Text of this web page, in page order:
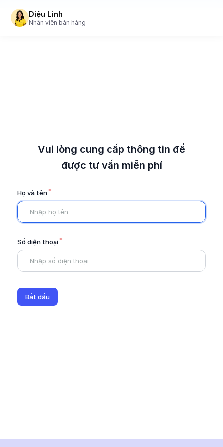
Diệu Linh
Nhân viên bán hàng
Vui lòng cung cấp thông tin để
được tư vấn miễn phí
Họ và tên*
Số điện thoại*
Bắt đầu